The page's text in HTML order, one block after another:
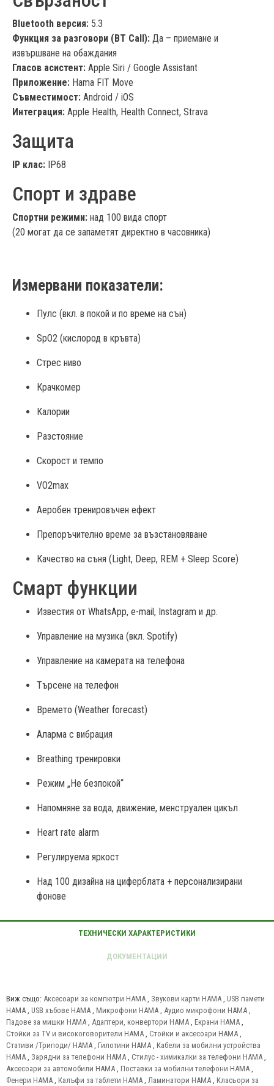
Bluetooth версия: 5.3
Функция за разговори (BT Call): Да – приемане и
извършване на обаждания
Гласов асистент: Apple Siri / Google Assistant
Приложение: Hama FIT Move
Съвместимост: Android / iOS
Интеграция: Apple Health, Health Connect, Strava
Защита
IP клас: IP68
Спорт и здраве
Спортни режими: над 100 вида спорт
(20 могат да се запаметят директно в часовника)
Измервани показатели:
Пулс (вкл. в покой и по време на сън)
SpO2 (кислород в кръвта)
Стрес ниво
Крачкомер
Калории
Разстояние
Скорост и темпо
VO2max
Аеробен тренировъчен ефект
Препоръчително време за възстановяване
Качество на съня (Light, Deep, REM + Sleep Score)
Смарт функции
Известия от WhatsApp, e-mail, Instagram и др.
Управление на музика (вкл. Spotify)
Управление на камерата на телефона
Търсене на телефон
Времето (Weather forecast)
Аларма с вибрация
Breathing тренировки
Режим „Не безпокой“
Напомняне за вода, движение, менструален цикъл
Heart rate alarm
Регулируема яркост
Над 100 дизайна на циферблата + персонализирани
фонове
Виж също: Аксесоари за компютри HAMA , Звукови карти HAMA , USB памети
HAMA , USB хъбове HAMA , Микрофони HAMA , Аудио микрофони HAMA ,
Падове за мишки HAMA , Адаптери, конвертори HAMA , Екрани HAMA ,
Стойки за TV и високоговорители HAMA , Стойки и аксесоари HAMA ,
Стативи /Триподи/ HAMA , Гилотини HAMA , Кабели за мобилни устройства
HAMA , Зарядни за телефони HAMA , Стилус - химикалки за телефони HAMA ,
Аксесоари за автомобили HAMA , Поставки за мобилни телефони HAMA ,
Фенери HAMA , Калъфи за таблети HAMA , Ламинатори HAMA , Класьори за